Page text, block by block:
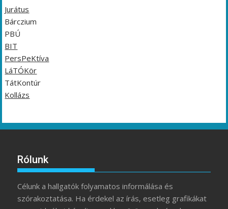
Jurátus
Bárczium
PBÚ
BIT
PersPeKtíva
LáTÓKör
TátKontúr
Kollázs
Rólunk
Célunk a hallgatók folyamatos informálása és
szórakoztatása. Ha érdekel az írás, esetleg grafikákat